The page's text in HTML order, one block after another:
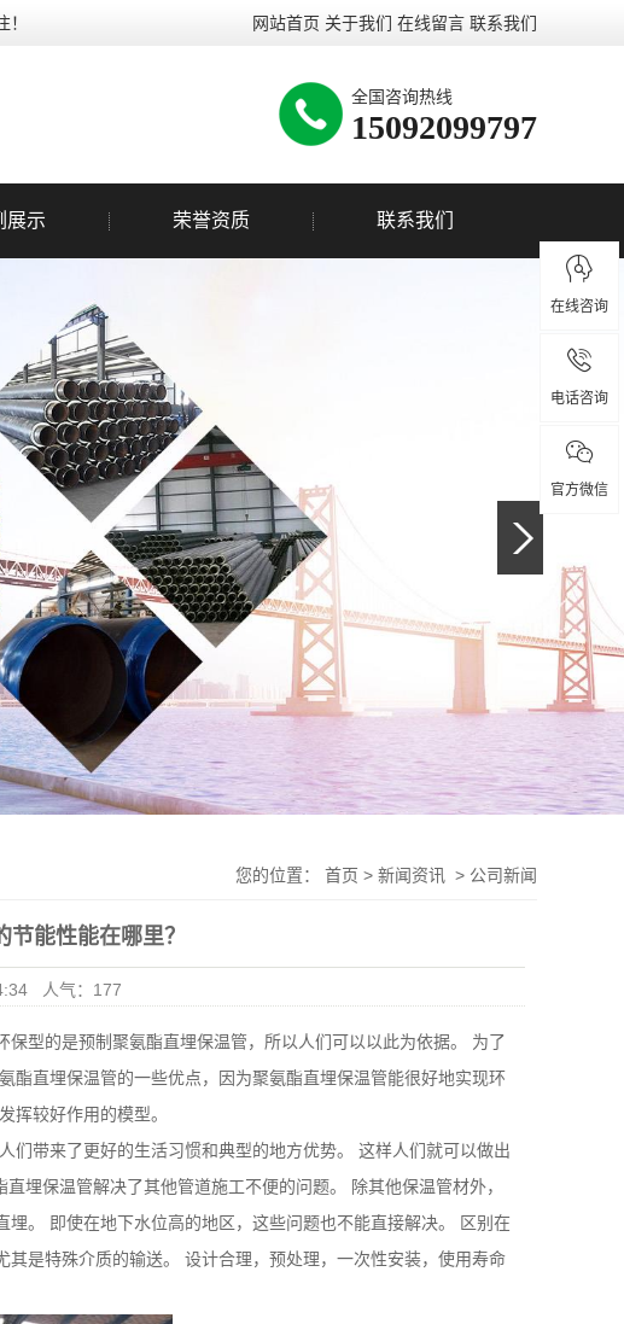
网站首页 关于我们 在线留言 联系我们
全国咨询热线
15092099797
展示 荣誉资质 联系我们
您的位置： 首页 > 新闻资讯 > 公司新闻
能性能在哪里？
人气： 177
型的是预制聚氨酯直埋保温管，所以人们可以以此为依据。 为了
酯直埋保温管的一些优点，因为聚氨酯直埋保温管能很好地实现环
挥较好作用的模型。
们带来了更好的生活习惯和典型的地方优势。 这样人们就可以做出
直埋保温管解决了其他管道施工不便的问题。 除其他保温管材外，
。 即使在地下水位高的地区，这些问题也不能直接解决。 区别在
是特殊介质的输送。 设计合理，预处理，一次性安装，使用寿命
在线咨询
电话咨询
官方微信